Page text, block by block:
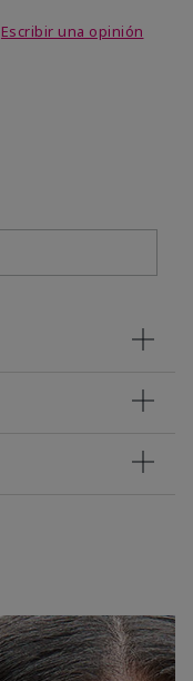
Escribir una opinión